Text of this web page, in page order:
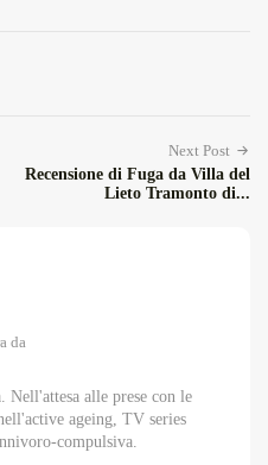
Next Post
Recensione di Fuga da Villa del
Lieto Tramonto di...
da
Nell'attesa alle prese con le
ageing, TV series
compulsiva.